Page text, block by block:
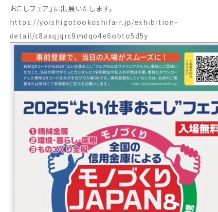
おこしフェア」に出展いたします。
https://yoishigotookoshifair.jp/exhibition-
detail/c8axqjqrc9mdqo4e6obto5d5y